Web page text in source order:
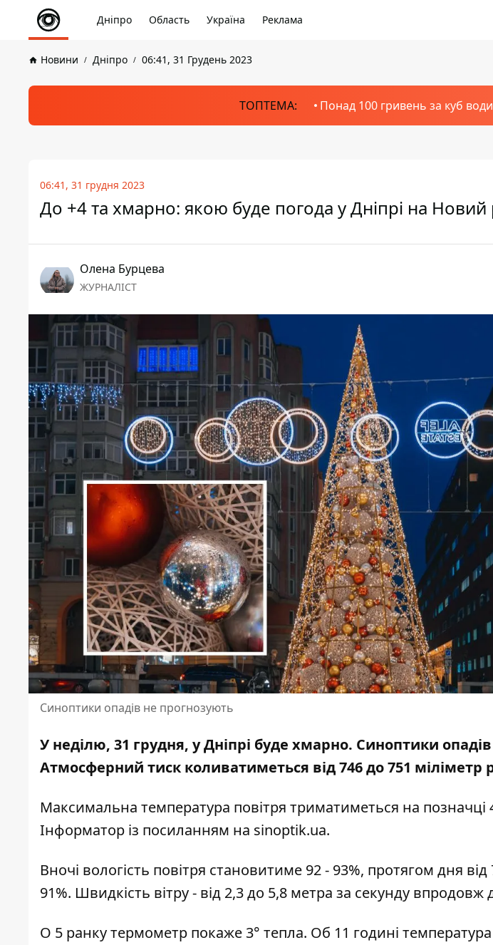
Дніпро Область Україна Реклама
Новини Дніпро 06:41, 31 Грудень 2023
ТОПТЕМА: Понад 100 гривень за куб
06:41, 31 грудня 2023
До +4 та хмарно: якою буде погода у Дніпрі на Новий
Олена Бурцева
ЖУРНАЛІСТ
Синоптики опадів не прогнозують
У неділю, 31 грудня, у Дніпрі буде хмарно. Синоптики
Атмосферний тиск коливатиметься від 746 до 751 міліметр
Максимальна температура повітря триматиметься на позначці
Інформатор із посиланням на sinoptik.ua.
Вночі вологість повітря становитиме 92 - 93%, протягом дня від
91%. Швидкість вітру - від 2,3 до 5,8 метра за секунду впродовж
О 5 ранку термометр покаже 3° тепла. Об 11 годині